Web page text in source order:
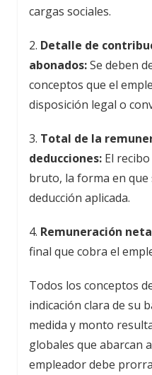
cargas sociales.
2. Detalle de
abonados:Se deben
conceptos que el
disposición legal o
3. Total de la
deducciones: El
bruto, la forma en que
deducción aplicada.
4. Remuneración
final que cobra el
Todos los conceptos
indicación clara de su
medida y monto
globales que abarcan
empleador debe